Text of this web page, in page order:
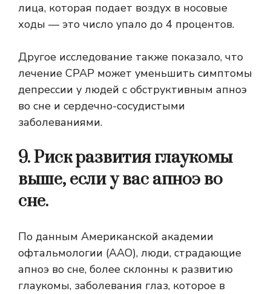
лица, которая подает воздух в носовые
ходы — это число упало до 4 процентов.
Другое исследование также показало, что
лечение CPAP может уменьшить симптомы
депрессии у людей с обструктивным апноэ
во сне и сердечно-сосудистыми
заболеваниями.
9. Риск развития глаукомы
выше, если у вас апноэ во
сне.
По данным Американской академии
офтальмологии (ААО), люди, страдающие
апноэ во сне, более склонны к развитию
глаукомы, заболевания глаз, которое в